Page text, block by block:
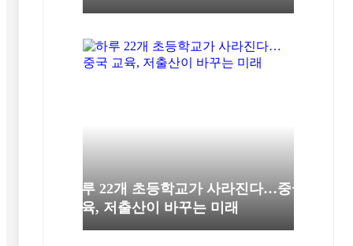
하루 22개 초등학교가 사라진다…중국
교육, 저출산이 바꾸는 미래